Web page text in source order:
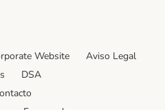
Website
Aviso Legal
DSA